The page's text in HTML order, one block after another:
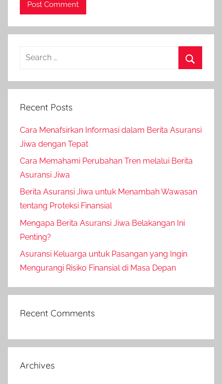
Recent Posts
Cara Menafsirkan Informasi dalam Berita Asuransi
Jiwa dengan Tepat
Cara Memahami Perubahan Tren melalui Berita
Asuransi Jiwa
Berita Asuransi Jiwa untuk Menambah Wawasan
tentang Proteksi Finansial
Mengapa Berita Asuransi Jiwa Belakangan Ini
Penting?
Asuransi Keluarga untuk Pasangan yang Ingin
Mengurangi Risiko Finansial di Masa Depan
Recent Comments
Archives